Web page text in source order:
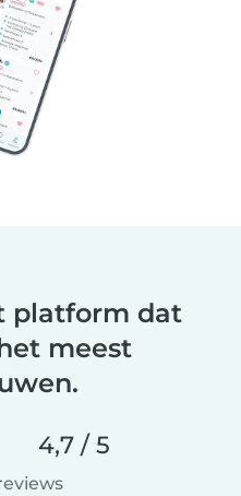
platform dat
meest
4,7 / 5